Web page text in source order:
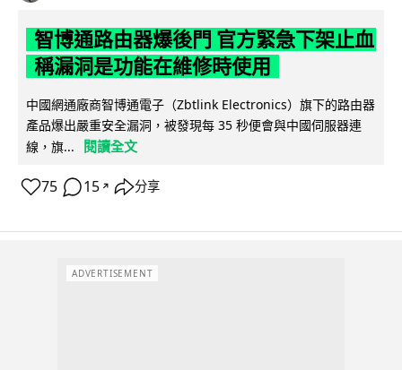
智博通路由器爆後門 官方緊急下架止血
稱漏洞是功能在維修時使用
中國網通廠商智博通電子（Zbtlink Electronics）旗下的路由器
產品爆出嚴重安全漏洞，被發現每 35 秒便會與中國伺服器連
線，旗...
閱讀全文
75 15 ↗ 分享
ADVERTISEMENT